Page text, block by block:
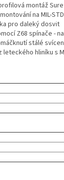
montáž
na MIL-
pro daleký dosvit
Z68 spínače -
stálé
leteckého hliníku s